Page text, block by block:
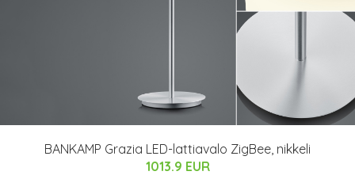
BANKAMP Grazia LED-lattiavalo ZigBee, nikkeli
1013.9 EUR